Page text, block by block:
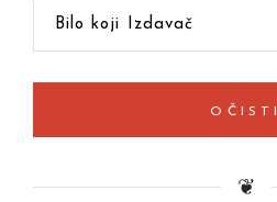
Bilo koji Izdavač
OČISTI
❦